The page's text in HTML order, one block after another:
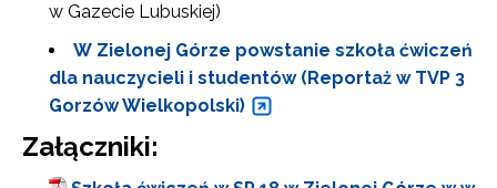
w Gazecie Lubuskiej)
W Zielonej Górze powstanie szkoła ćwiczeń
dla nauczycieli i studentów (Reportaż w TVP 3
Gorzów Wielkopolski)
Załączniki: